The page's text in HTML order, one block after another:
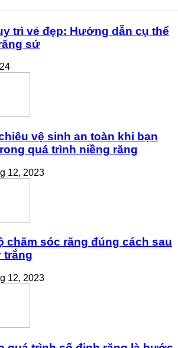
trì vẻ đẹp: Hướng dẫn cụ thể
sứ
vệ sinh an toàn khi bạn
quá trình niềng răng
12, 2023
chăm sóc răng đúng cách sau
trắng
12, 2023